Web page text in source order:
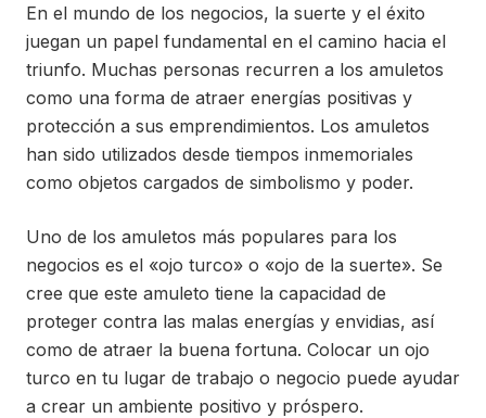
En el mundo de los negocios, la suerte y el éxito
juegan un papel fundamental en el camino hacia el
triunfo. Muchas personas recurren a los amuletos
como una forma de atraer energías positivas y
protección a sus emprendimientos. Los amuletos
han sido utilizados desde tiempos inmemoriales
como objetos cargados de simbolismo y poder.
Uno de los amuletos más populares para los
negocios es el «ojo turco» o «ojo de la suerte». Se
cree que este amuleto tiene la capacidad de
proteger contra las malas energías y envidias, así
como de atraer la buena fortuna. Colocar un ojo
turco en tu lugar de trabajo o negocio puede ayudar
a crear un ambiente positivo y próspero.